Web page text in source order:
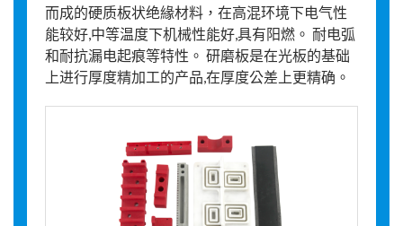
而成的硬质板状绝緣材料，在高混环境下电气性
能较好,中等温度下机械性能好,具有阳燃。 耐电弧
和耐抗漏电起痕等特性。 研磨板是在光板的基础
上进行厚度精加工的产品,在厚度公差上更精确。